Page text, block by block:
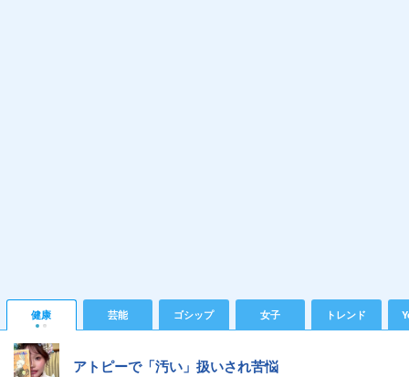
健康 芸能 ゴシップ 女子 トレンド
アトピーで「汚い」扱いされ苦悩